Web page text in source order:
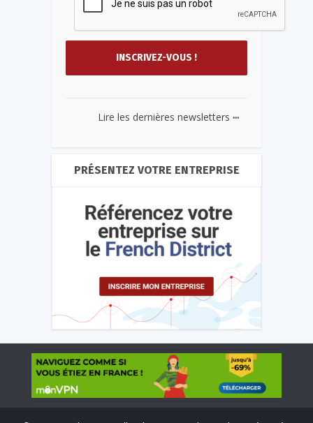
Lire les dernières newsletters ...
PRÉSENTEZ VOTRE ENTREPRISE